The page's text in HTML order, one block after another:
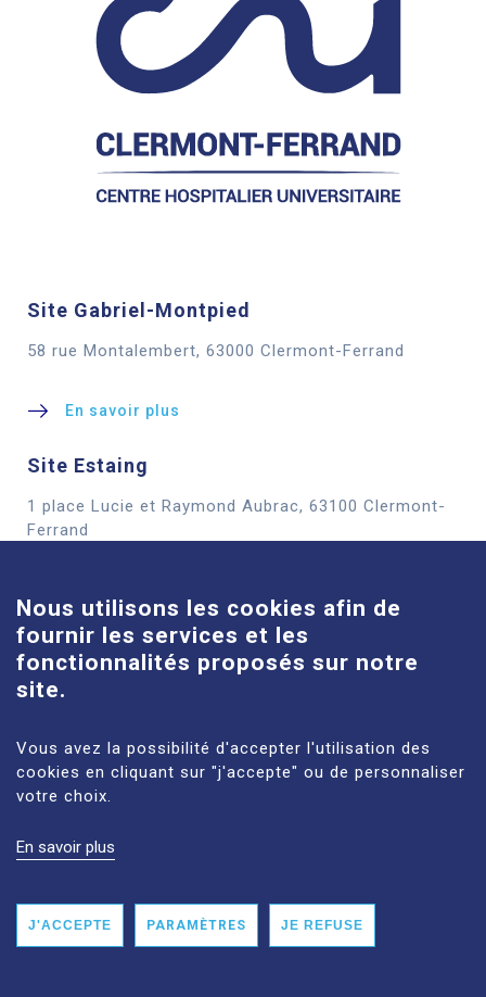
Site Gabriel-Montpied
58 rue Montalembert, 63000 Clermont-Ferrand
En savoir plus
Site Estaing
1 place Lucie et Raymond Aubrac, 63100 Clermont-
Ferrand
Site Louise-Michel
61 route de Châteaugay, 63118 Cébazat
En savoir plus
MENTIONS LÉGALES
ACCESSIBILITÉ : NON CONFORME
Nous utilisons les cookies afin de
fournir les services et les
fonctionnalités proposés sur notre
site.
Vous avez la possibilité d'accepter l'utilisation des
cookies en cliquant sur "j'accepte" ou de personnaliser
votre choix.
En savoir plus
J'ACCEPTE PARAMÈTRES JE REFUSE